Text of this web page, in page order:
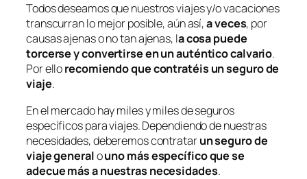
Todos deseamos que nuestros viajes y/o vacaciones
transcurran lo mejor posible, aún así,a veces, por
causas ajenas o no tan ajenas, la cosa puede
torcerse y convertirse en un auténtico calvario.
Por ellorecomiendo que contratéis un seguro de
viaje.
En el mercado hay miles y miles de seguros
específicos para viajes. Dependiendo de nuestras
necesidades, deberemos contratarun seguro de
viaje generalouno más específico que se
adecue más a nuestras necesidades.